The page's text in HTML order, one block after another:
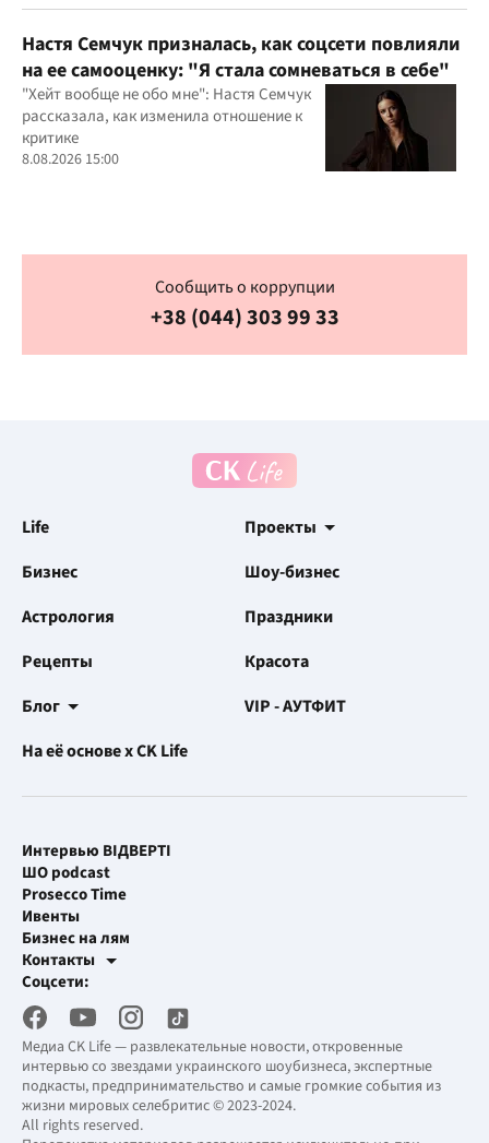
Настя Семчук призналась, как соцсети повлияли
на ее самооценку: "Я стала сомневаться в себе"
"Хейт вообще не обо мне": Настя Семчук
рассказала, как изменила отношение к
критике
8.08.2026 15:00
Сообщить о коррупции
+38 (044) 303 99 33
Life
Проекты
Бизнес
Шоу-бизнес
Астрология
Праздники
Рецепты
Красота
Блог
VIP - АУТФИТ
На её основе x CK Life
Медиа CK Life — развлекательные новости, откровенные
интервью со звездами украинского шоубизнеса, экспертные
подкасты, предпринимательство и самые громкие события из
жизни мировых селебритис © 2023-2024.
All rights reserved.
Интервью ВІДВЕРТІ
ШО podcast
Prosecco Time
Ивенты
Бизнес на лям
Контакты
Рекламные интеграции
Рабочая почта
Соцсети: